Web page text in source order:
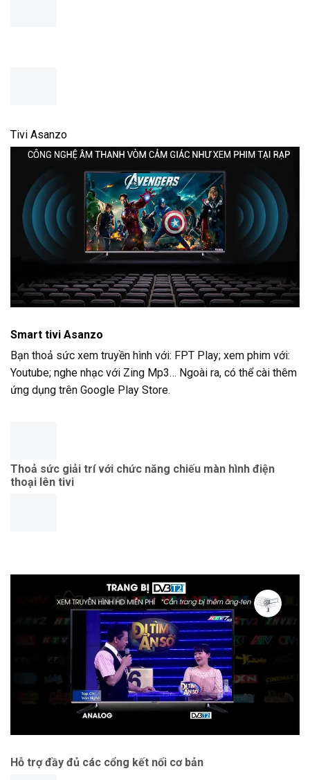
Tivi Asanzo
Smart tivi Asanzo
Bạn thoả sức xem truyền hình với: FPT Play; xem phim với:
Youtube; nghe nhạc với Zing Mp3… Ngoài ra, có thể cài thêm
ứng dụng trên Google Play Store.
Thoả sức giải trí với chức năng chiếu màn hình điện
thoại lên tivi
Hỗ trợ đầy đủ các cổng kết nối cơ bản